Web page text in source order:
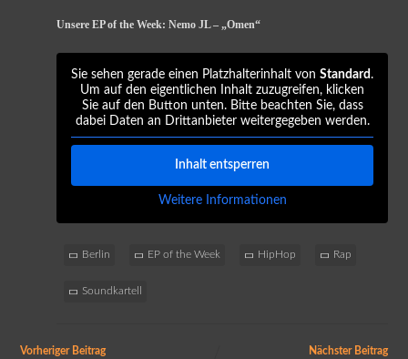
Unsere EP of the Week: Nemo JL – „Omen“
Sie sehen gerade einen Platzhalterinhalt von Standard.
Um auf den eigentlichen Inhalt zuzugreifen, klicken
Sie auf den Button unten. Bitte beachten Sie, dass
dabei Daten an Drittanbieter weitergegeben werden.
Inhalt entsperren
Weitere Informationen
Berlin EP of the Week HipHop Rap
Soundkartell
Vorheriger Beitrag Nächster Beitrag